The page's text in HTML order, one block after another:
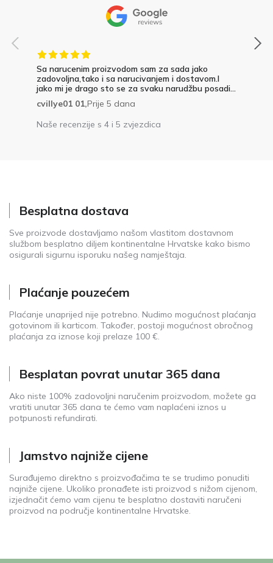
Sa narucenim proizvodom sam za sada jako
zadovoljna,tako i sa narucivanjem i dostavom.I
jako mi je drago sto se za svaku narudžbu posadi...
cvillye01 01,Prije 5 dana
Naše recenzije s 4 i 5 zvjezdica
Besplatna dostava
Sve proizvode dostavljamo našom vlastitom dostavnom
službom besplatno diljem kontinentalne Hrvatske kako bismo
osigurali sigurnu isporuku našeg namještaja.
Plaćanje pouzećem
Plaćanje unaprijed nije potrebno. Nudimo mogućnost plaćanja
gotovinom ili karticom. Također, postoji mogućnost obročnog
plaćanja za iznose koji prelaze 100 €.
Besplatan povrat unutar 365 dana
Ako niste 100% zadovoljni naručenim proizvodom, možete ga
vratiti unutar 365 dana te ćemo vam naplaćeni iznos u
potpunosti refundirati.
Jamstvo najniže cijene
Surađujemo direktno s proizvođačima te se trudimo ponuditi
najniže cijene. Ukoliko pronađete isti proizvod s nižom cijenom,
izjednačit ćemo vam cijenu te besplatno dostaviti naručeni
proizvod na područje kontinentalne Hrvatske.